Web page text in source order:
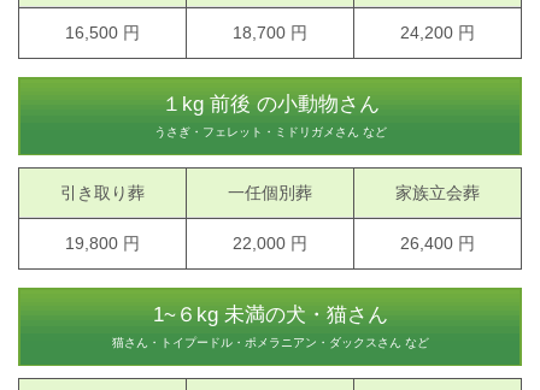
16,500 円 18,700 円 24,200 円
１kg 前後 の小動物さん
うさぎ・フェレット・ミドリガメさん など
引き取り葬 一任個別葬 家族立会葬
19,800 円 22,000 円 26,400 円
1~６kg 未満の犬・猫さん
猫さん・トイプードル・ポメラニアン・ダックスさん など